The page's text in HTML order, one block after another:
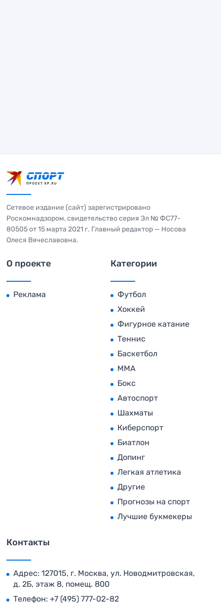
Сетевое издание (сайт) зарегистрировано
Роскомнадзором, свидетельство серия Эл № ФС77-
80505 от 15 марта 2021 г. Главный редактор — Носова
Олеся Вячеславовна.
О проекте
Реклама
Категории
Футбол
Хоккей
Фигурное катание
Теннис
Баскетбол
MMA
Бокс
Автоспорт
Шахматы
Киберспорт
Биатлон
Допинг
Легкая атлетика
Другие
Прогнозы на спорт
Лучшие букмекеры
Контакты
Адрес: 127015, г. Москва, ул. Новодмитровская,
д. 2Б, этаж 8, помещ. 800
Телефон: +7 (495) 777-02-82